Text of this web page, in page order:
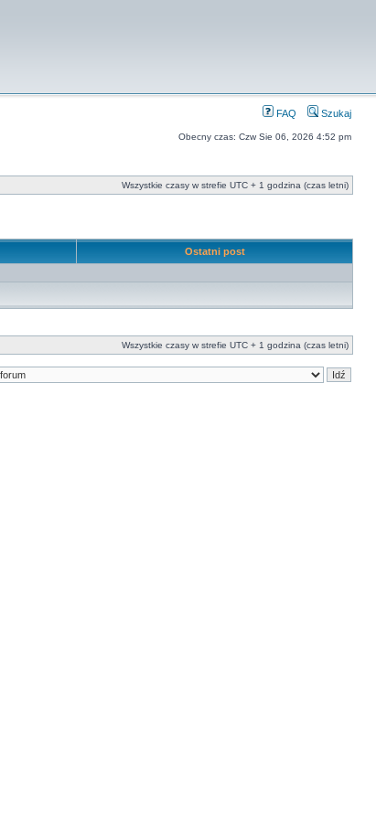
FAQ Szukaj
Obecny czas: Czw Sie 06, 2026 4:52 pm
Wszystkie czasy w strefie UTC + 1 godzina (czas letni)
Ostatni post
Wszystkie czasy w strefie UTC + 1 godzina (czas letni)